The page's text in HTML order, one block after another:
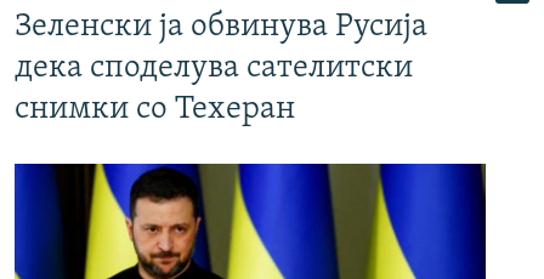
Зеленски ја обвинува Русија
дека споделува сателитски
снимки со Техеран